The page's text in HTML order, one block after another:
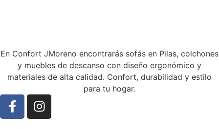
En Confort JMoreno encontrarás sofás en Pilas, colchones
y muebles de descanso con diseño ergonómico y
materiales de alta calidad. Confort, durabilidad y estilo
para tu hogar.